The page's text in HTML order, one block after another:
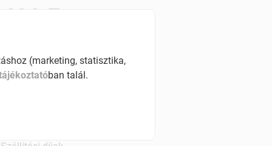
Ft
(marketing, statisztika,
ban talál.